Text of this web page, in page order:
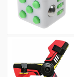
Dụng